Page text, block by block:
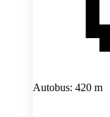
Autobus: 420 m